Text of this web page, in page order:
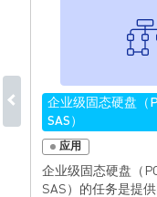
企业级固态硬盘（
SAS）
应用
企业级固态硬盘（
SAS）的任务是提